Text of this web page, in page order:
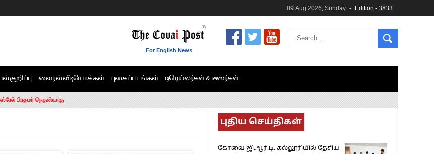
09 Aug 2026, Sunday Edition - 3833
For English News
குறிப்பு வைரல் வீடியோக்கள் புகைப்படங்கள் டிரெய்லர்கள் & டீஸர்கள்
பிரதமர் நெதன்யாகு
– சி. வி.சண்முகம்
புதிய செய்திகள்
கோவை ஜி.ஆர்.டி. கல்லூரியில் தேசிய